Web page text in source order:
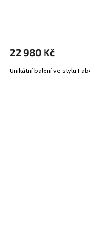
22 980 Kč
Unikátní balení ve stylu